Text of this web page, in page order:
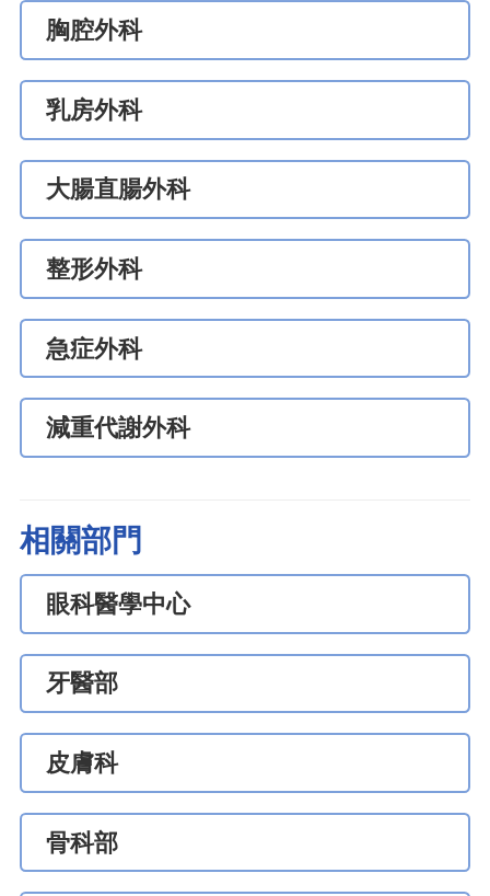
胸腔外科
乳房外科
大腸直腸外科
整形外科
急症外科
減重代謝外科
相關部門
眼科醫學中心
牙醫部
皮膚科
骨科部